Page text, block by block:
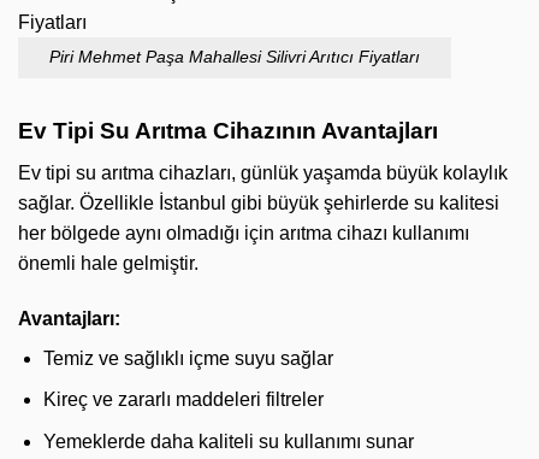
Piri Mehmet Paşa Mahallesi Silivri Arıtıcı Fiyatları
Ev Tipi Su Arıtma Cihazının Avantajları
Ev tipi su arıtma cihazları, günlük yaşamda büyük kolaylık
sağlar. Özellikle İstanbul gibi büyük şehirlerde su kalitesi
her bölgede aynı olmadığı için arıtma cihazı kullanımı
önemli hale gelmiştir.
Avantajları:
Temiz ve sağlıklı içme suyu sağlar
Kireç ve zararlı maddeleri filtreler
Yemeklerde daha kaliteli su kullanımı sunar